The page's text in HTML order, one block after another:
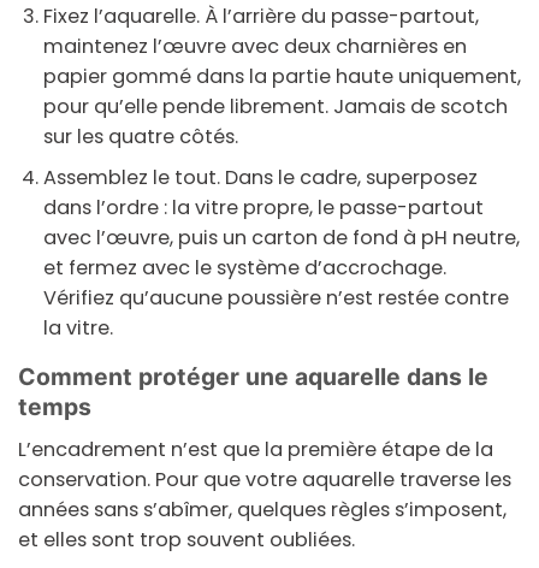
Fixez l’aquarelle. À l’arrière du passe-partout,
maintenez l’œuvre avec deux charnières en
papier gommé dans la partie haute uniquement,
pour qu’elle pende librement. Jamais de scotch
sur les quatre côtés.
Assemblez le tout. Dans le cadre, superposez
dans l’ordre : la vitre propre, le passe-partout
avec l’œuvre, puis un carton de fond à pH neutre,
et fermez avec le système d’accrochage.
Vérifiez qu’aucune poussière n’est restée contre
la vitre.
Comment protéger une aquarelle dans le
temps
L’encadrement n’est que la première étape de la
conservation. Pour que votre aquarelle traverse les
années sans s’abîmer, quelques règles s’imposent,
et elles sont trop souvent oubliées.